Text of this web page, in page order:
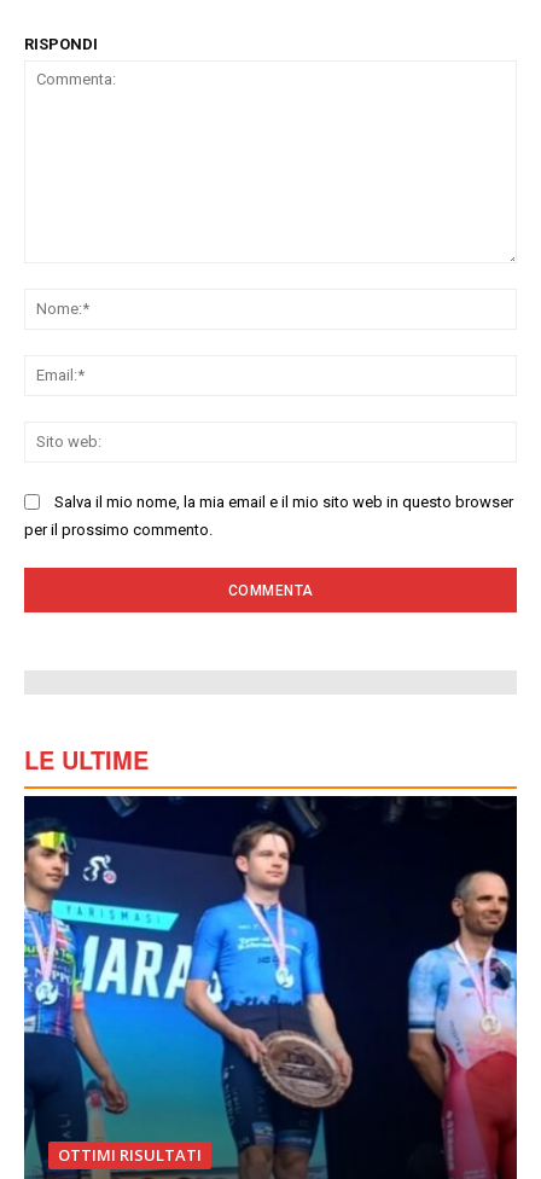
RISPONDI
Salva il mio nome, la mia email e il mio sito web in questo browser
per il prossimo commento.
LE ULTIME
OTTIMI RISULTATI